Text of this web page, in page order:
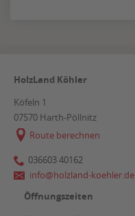
HolzLand Köhler
Köfeln 1
07570 Harth-Pöllnitz
Route berechnen
036603 40162
info@holzland-koehler.de
Öffnungszeiten